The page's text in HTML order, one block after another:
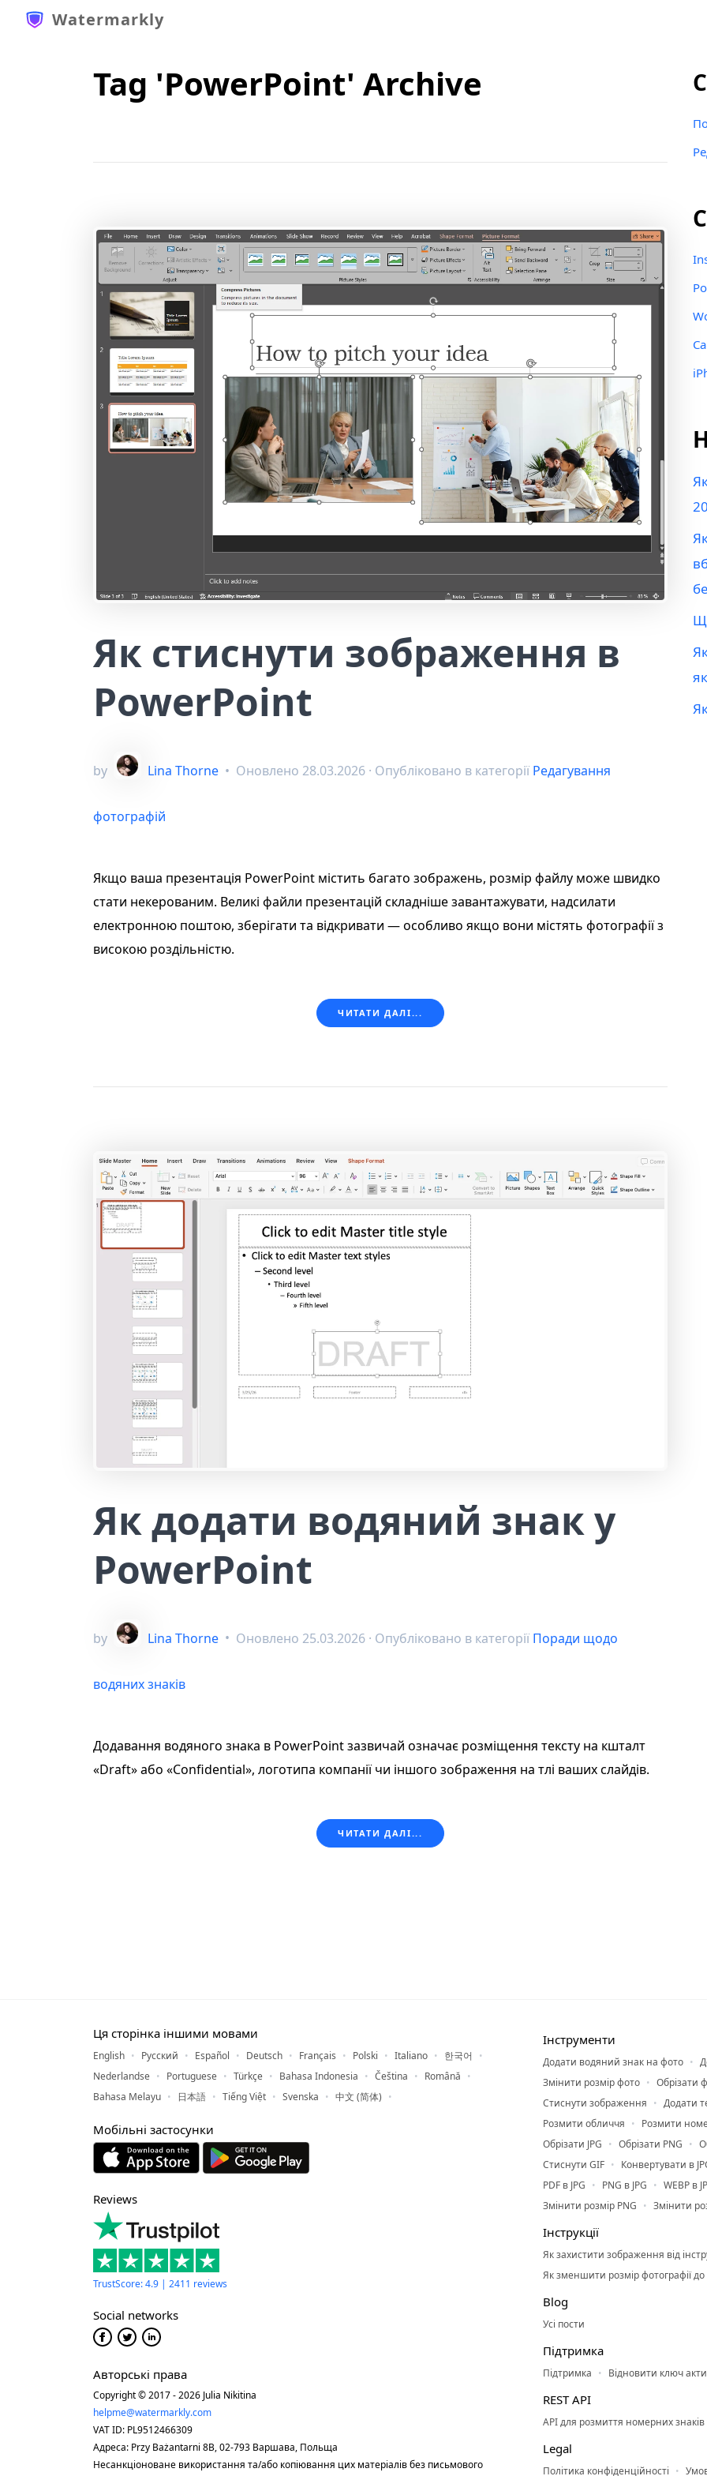
Watermarkly
Tag 'PowerPoint' Archive
Як стиснути зображення в
PowerPoint
by Lina Thorne • Оновлено 28.03.2026 · Опубліковано в категорії Редагування
фотографій
Якщо ваша презентація PowerPoint містить багато зображень, розмір файлу може швидко
стати некерованим. Великі файли презентацій складніше завантажувати, надсилати
електронною поштою, зберігати та відкривати — особливо якщо вони містять фотографії з
високою роздільністю.
ЧИТАТИ ДАЛІ...
Як додати водяний знак у
PowerPoint
by Lina Thorne • Оновлено 25.03.2026 · Опубліковано в категорії Поради щодо
водяних знаків
Додавання водяного знака в PowerPoint зазвичай означає розміщення тексту на кшталт
«Draft» або «Confidential», логотипа компанії чи іншого зображення на тлі ваших слайдів.
ЧИТАТИ ДАЛІ...
Ця сторінка іншими мовами
English Русский Español Deutsch Français Polski Italiano
한국어
Nederlandse
Portuguese Türkçe Bahasa Indonesia Čeština
Română
Bahasa Melayu
日本語 Tiếng Việt Svenska 中文 (简体)
Мобільні застосунки
Reviews
TrustScore: 4.9 | 2411 reviews
Social networks
Авторські права
Copyright © 2017 - 2026 Julia Nikitina
helpme@watermarkly.com
VAT ID: PL9512466309
Адреса: Przy Bażantarni 8B, 02-793 Варшава, Польща
Несанкціоноване використання та/або копіювання цих матеріалів без письмового
Інструменти
Додати водяний знак на фото
Змінити розмір фото
Обрізати
Стиснути зображення
Додати
Розмити обличчя
Розмити
Обрізати JPG
Обрізати PNG
Стиснути GIF
Конвертувати в
PDF в JPG
PNG в JPG WEBP в
Змінити розмір PNG
Змінити
Інструкції
Як захистити зображення від
Як зменшити розмір фотографії
Blog
Усі пости
Підтримка
Підтримка Відновити ключ
REST API
API для розмиття номерних
Legal
Політика конфіденційності